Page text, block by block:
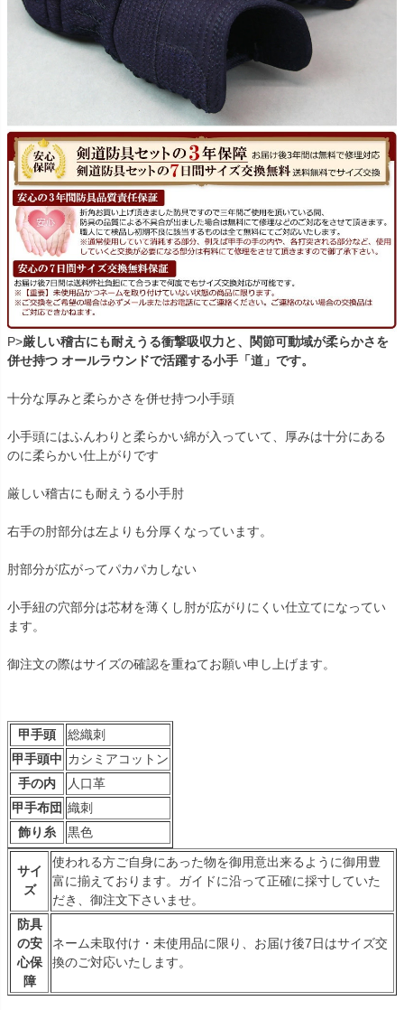
P>厳しい稽古にも耐えうる衝撃吸収力と、関節可動域が柔らかさを
併せ持つ オールラウンドで活躍する小手「道」です。
十分な厚みと柔らかさを併せ持つ小手頭
小手頭にはふんわりと柔らかい綿が入っていて、厚みは十分にある
のに柔らかい仕上がりです
厳しい稽古にも耐えうる小手肘
右手の肘部分は左よりも分厚くなっています。
肘部分が広がってパカパカしない
小手紐の穴部分は芯材を薄くし肘が広がりにくい仕立てになってい
ます。
御注文の際はサイズの確認を重ねてお願い申し上げます。
甲手頭
総織刺
甲手頭中 カシミアコットン
手の内
人口革
甲手布団 織刺
飾り糸
黒色
サイ
ズ
使われる方ご自身にあった物を御用意出来るように御用豊
富に揃えております。ガイドに沿って正確に採寸していた
だき、御注文下さいませ。
防具
の安
心保
障
ネーム未取付け・未使用品に限り、お届け後7日はサイズ交
換のご対応いたします。